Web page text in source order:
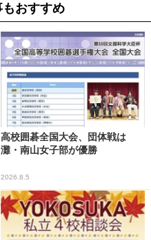
おすすめ
高校囲碁全国大会、団体戦は
灘・南山女子部が優勝
2026.8.5